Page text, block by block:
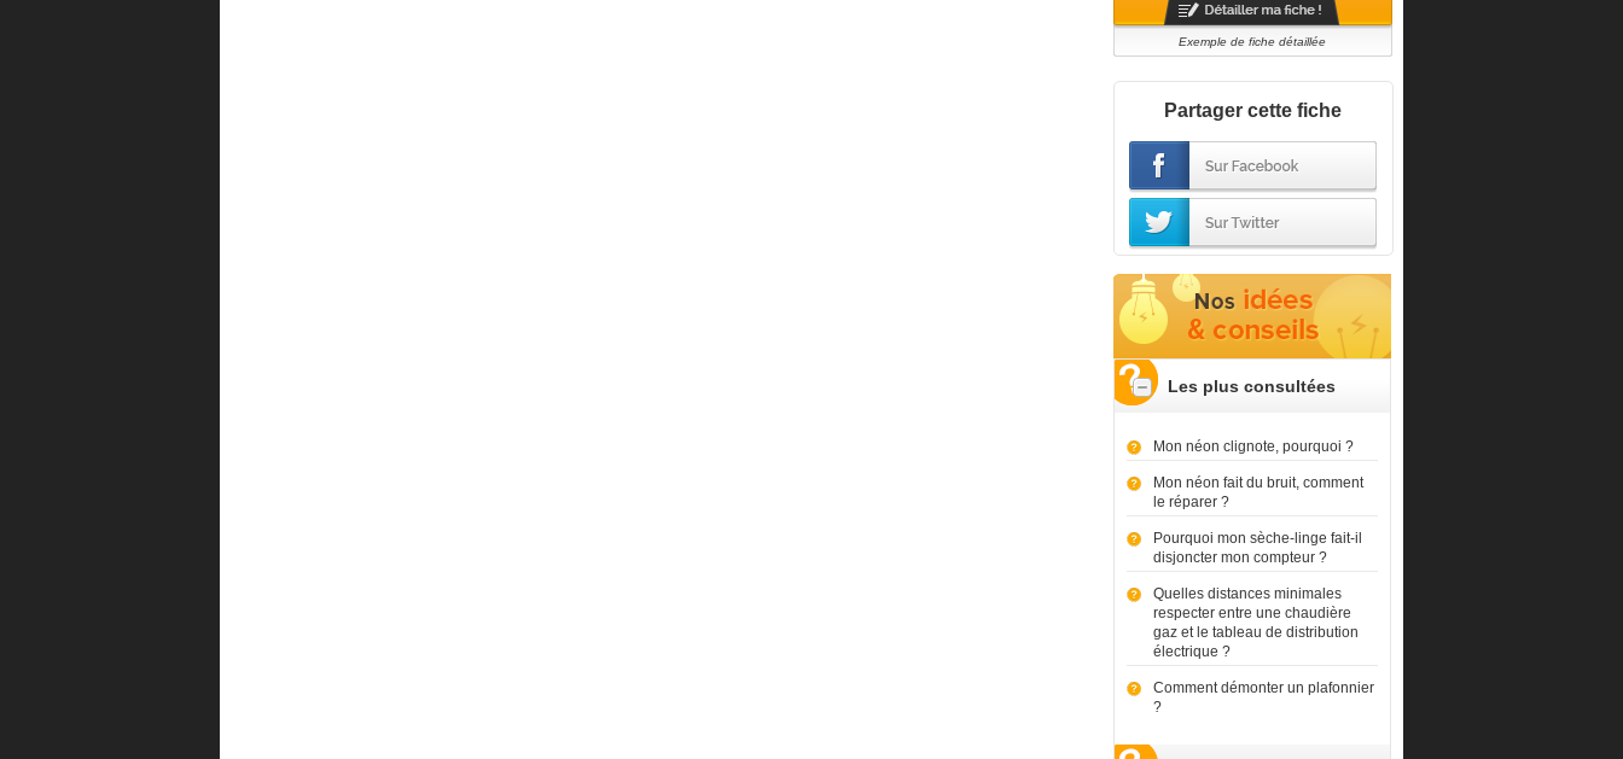
Exemple de fiche détaillée
Partager cette fiche
Les plus consultées
Mon néon clignote, pourquoi ?
Mon néon fait du bruit, comment
le réparer ?
Pourquoi mon sèche-linge fait-il
disjoncter mon compteur ?
Quelles distances minimales
respecter entre une chaudière
gaz et le tableau de distribution
électrique ?
Comment démonter un plafonnier
?